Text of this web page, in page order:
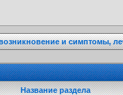
и симптомы,
Название раздела